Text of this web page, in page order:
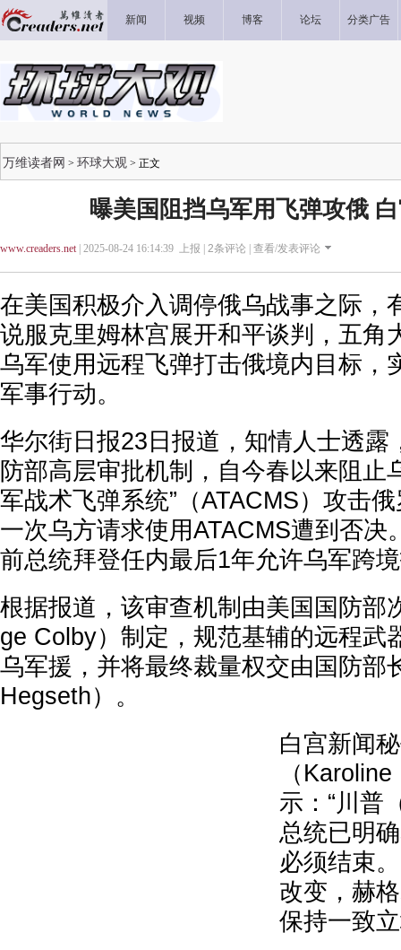
新闻 视频 博客 论坛 分类广告
万维读者网 > 环球大观 > 正文
曝美国阻挡乌军用飞弹攻俄
www.creaders.net| 2025-08-24 16:14:39 上报 | 2条评论 | 查看/发表评论
在美国积极介入调停俄乌战事之际，
说服克里姆林宫展开和平谈判，五角
乌军使用远程飞弹打击俄境内目标，
军事行动。
华尔街日报23日报道，知情人士透露
防部高层审批机制，自今春以来阻止
军战术飞弹系统”（ATACMS）攻击
一次乌方请求使用ATACMS遭到否决
前总统拜登任内最后1年允许乌军跨
根据报道，该审查机制由美国国防部
ge Colby）制定，规范基辅的远程武
乌军援，并将最终裁量权交由国防部
Hegseth）。
白宫新闻
（
示：“川普
总统已明
必须结束
改变，赫
保持一致